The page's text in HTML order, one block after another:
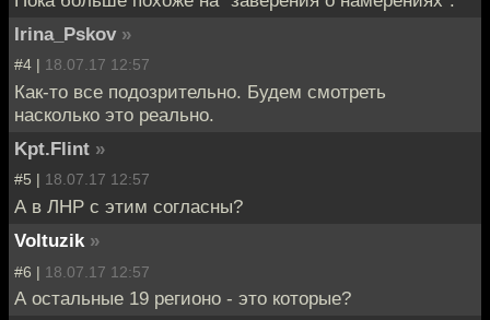
Irina_Pskov »
#4 | 18.07.17 12:57
Как-то все подозрительно. Будем смотреть
насколько это реально.
Kpt.Flint »
#5 | 18.07.17 12:57
А в ЛНР с этим согласны?
Voltuzik »
#6 | 18.07.17 12:57
А остальные 19 регионо - это которые?